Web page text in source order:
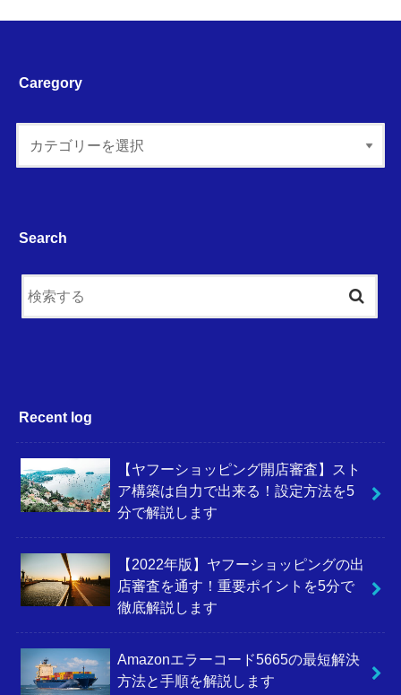
Caregory
Search
Recent log
【ヤフーショッピング開店審査】スト
ア構築は自力で出来る！設定方法を5
分で解説します
【2022年版】ヤフーショッピングの出
店審査を通す！重要ポイントを5分で
徹底解説します
Amazonエラーコード5665の最短解決
方法と手順を解説します